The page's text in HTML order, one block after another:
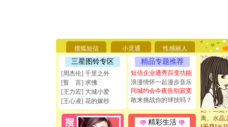
搜狐短信 小灵通 性感丽人
三星图铃专区
[周杰伦] 千里之外
[誓 言] 求佛
[王力宏] 大城小爱
[王心凌] 花的嫁纱
精品专题推荐
短信企业通秀百变功能
浪漫情怀一起漫步音乐
同城约会今夜告别寂寞
敢来挑战你的球技吗？
精彩生活
天都要快
[圣诞节]
如意,快
[元旦]看
断电。
你是我专
[元旦]如
起；二是
离。水晶
[元旦]当